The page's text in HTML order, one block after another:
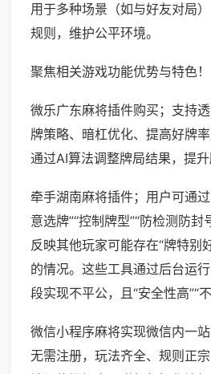
用于多种场景（如与好友对局
规则，维护公平环境。
聚焦相关游戏功能优势与特色！
微乐广东麻将插件购买；支持
牌策略、暗杠优化、提高好牌率
通过AI算法调整牌局结果，提升
牵手湖南麻将插件；用户可通
意选牌”“控制牌型”“防检测防封
反映其他玩家可能存在“牌特别
的情况。这些工具通过后台运
段实现不平公，且“安全性高”“不
微信小程序麻将实现微信内一站
无需注册，玩法齐全、规则正